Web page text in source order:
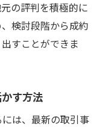
の評判を積極的に
検討段階から成約
すことができま
す方法
は、最新の取引事